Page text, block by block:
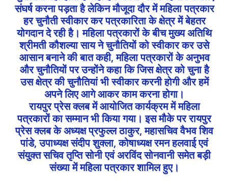
संघर्ष करना पड़ता है लेकिन मौजूदा दौर में महिला पत्रकार
हर चुनौती स्वीकार कर पत्रकारिता के क्षेत्र में बेहतर
योगदान दे रही है। महिला पत्रकारों के बीच मुख्य अतिथि
श्रीमती कौशल्या साय ने चुनौतियों को स्वीकार कर उसे
आसान बनाने की बात कही, महिला पत्रकारों के अनुभव
और चुनौतियों पर उन्होंने कहा कि जिस क्षेत्र को चुना है
उस क्षेत्र की चुनौतियां भी स्वीकार करनी होगी और हमें
अपने लिए आगे आकर काम करना होगा।
रायपुर प्रेस क्लब में आयोजित कार्यक्रम में महिला
पत्रकारों का सम्मान भी किया गया। इस मौके पर रायपुर
प्रेस क्लब के अध्यक्ष प्रफुल्ल ठाकुर, महासचिव वैभव शिव
पांडे, उपाध्यक्ष संदीप शुक्ला, कोषाध्यक्ष रमन हलवाई एवं
संयुक्त सचिव तृप्ति सोनी एवं अरविंद सोनवानी समेत बड़ी
संख्या में महिला पत्रकार शामिल हुए।